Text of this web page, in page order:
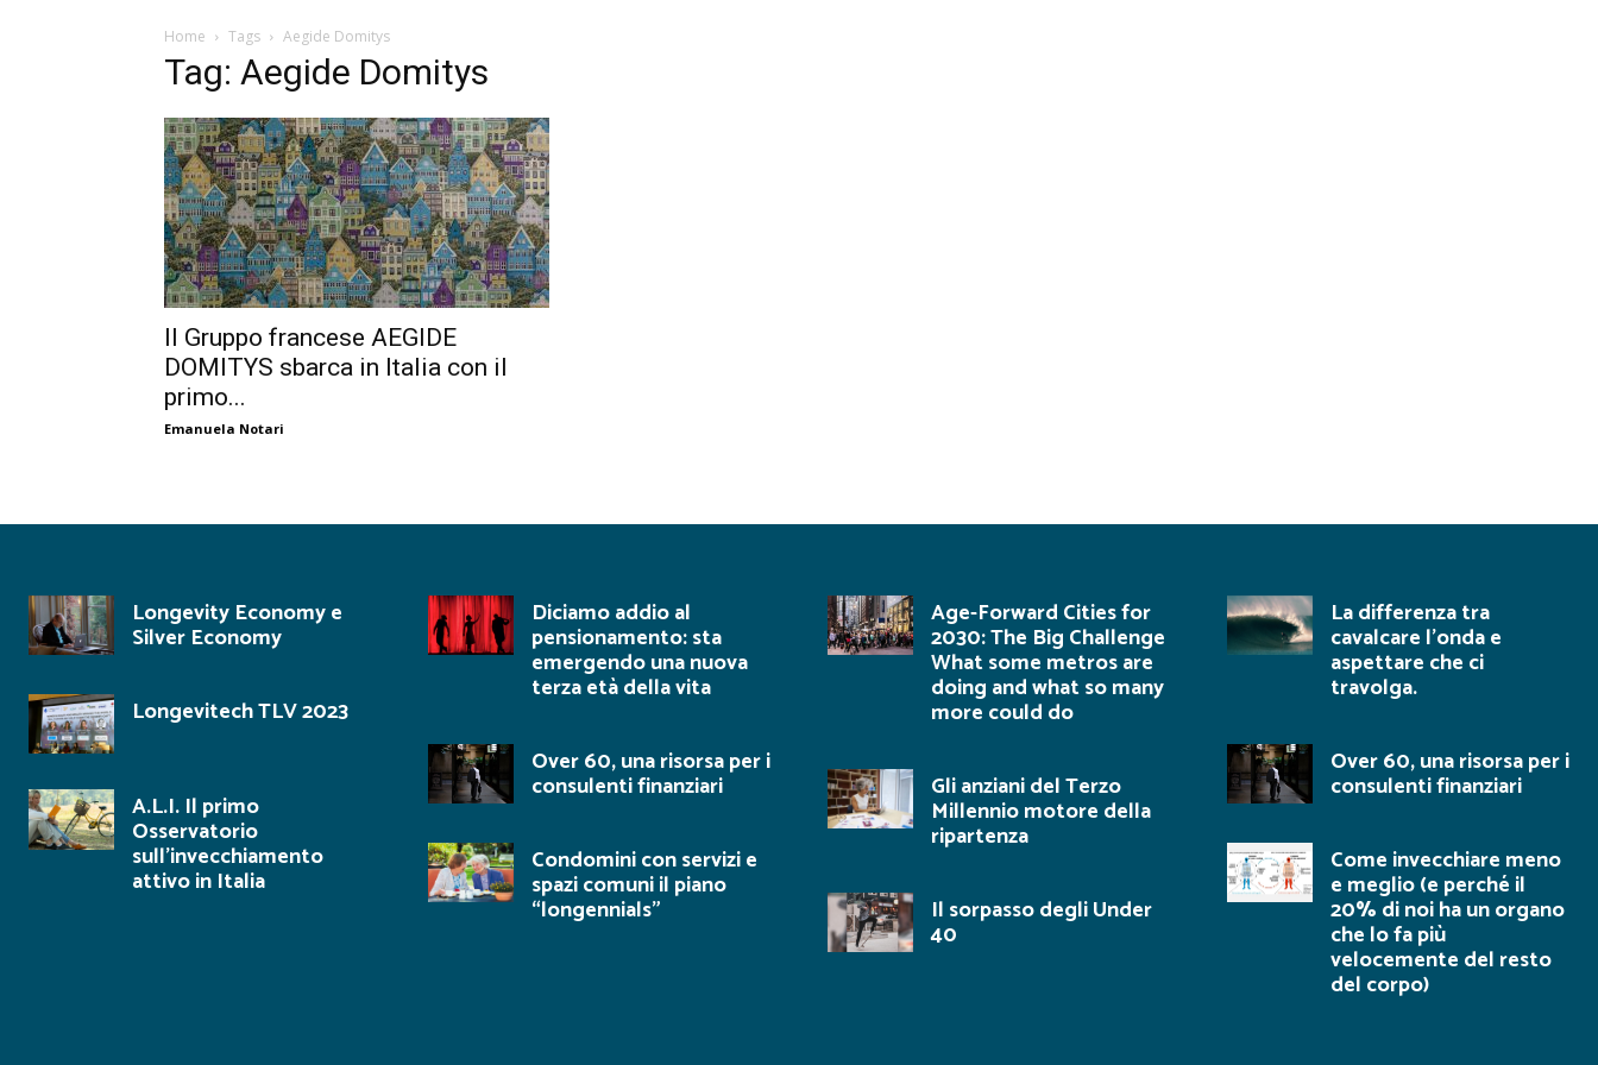
Home Tags Aegide Domitys
Tag: Aegide Domitys
Il Gruppo francese AEGIDE
DOMITYS sbarca in Italia con il
primo...
Emanuela Notari
Longevity Economy e
Silver Economy
Longevitech TLV 2023
A.L.I. Il primo
Osservatorio
sull’invecchiamento
attivo in Italia
Diciamo addio al
pensionamento: sta
emergendo una nuova
terza età della vita
Over 60, una risorsa per i
consulenti finanziari
Condomini con servizi e
spazi comuni il piano
“longennials”
Age-Forward Cities for
2030: The Big Challenge
What some metros are
doing and what so many
more could do
Gli anziani del Terzo
Millennio motore della
ripartenza
Il sorpasso degli Under
40
La differenza tra
cavalcare l’onda e
aspettare che ci
travolga.
Over 60, una risorsa per i
consulenti finanziari
Come invecchiare meno
e meglio (e perché il
20% di noi ha un organo
che lo fa più
velocemente del resto
del corpo)